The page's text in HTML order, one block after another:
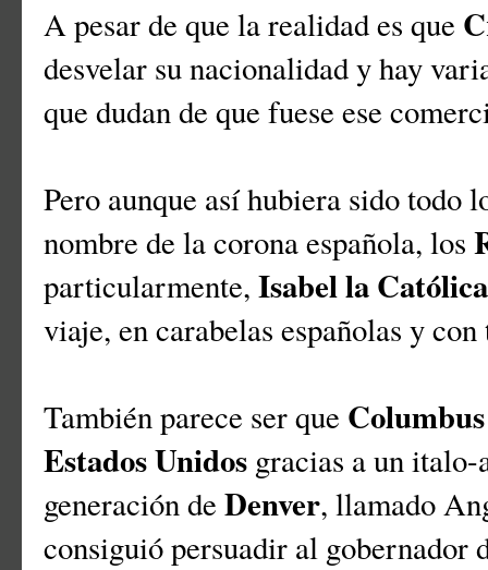
A pesar de que la realidad es que
desvelar su nacionalidad y hay
que dudan de que fuese ese
Pero aunque así hubiera sido todo
nombre de la corona española, los
particularmente, Isabel la Católica
viaje, en carabelas españolas y
También parece ser que
Estados Unidos gracias a un
generación de Denver, llamado
consiguió persuadir al gobernador